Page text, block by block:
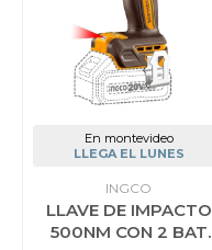
En montevideo
LLEGA EL LUNES
INGCO
LLAVE DE IMPACTO
500NM CON 2 BAT